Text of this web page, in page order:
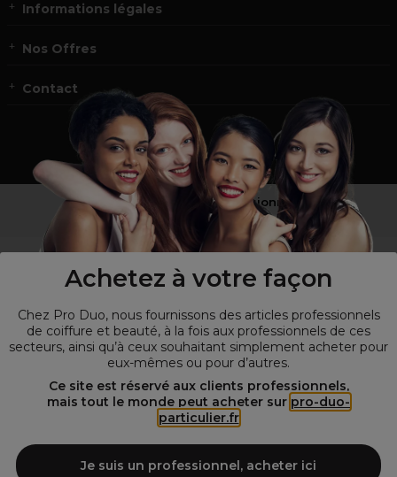
Achetez à votre façon
Chez Pro Duo, nous fournissons des articles professionnels
de coiffure et beauté, à la fois aux professionnels de ces
secteurs, ainsi qu’à ceux souhaitant simplement acheter pour
eux-mêmes ou pour d’autres.
Ce site est réservé aux clients professionnels,
mais tout le monde peut acheter sur pro-duo-
particulier.fr
Je suis un professionnel, acheter ici
Informations légales
Nos Offres
Contact
Vous n’êtes pas un professionnel ?
Visitez notre site pourles particuliers !
© Tous droits réservés © Pro-Duo
Spécialiste de la coiffure et de la beauté, nous vous proposons une
large sélection de produits professionnels pour la coiffure et